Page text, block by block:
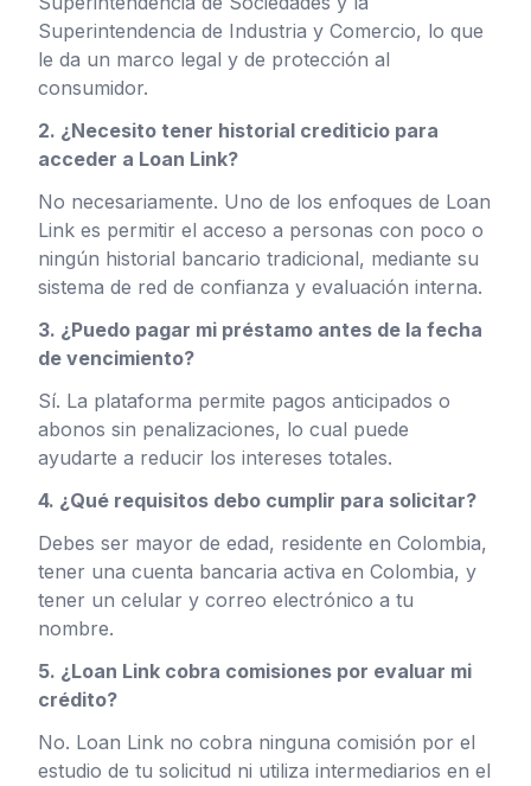
Superintendencia de Industria y Comercio, lo que
le da un marco legal y de protección al
consumidor.
2. ¿Necesito tener historial crediticio para
acceder a Loan Link?
No necesariamente. Uno de los enfoques de Loan
Link es permitir el acceso a personas con poco o
ningún historial bancario tradicional, mediante su
sistema de red de confianza y evaluación interna.
3. ¿Puedo pagar mi préstamo antes de la fecha
de vencimiento?
Sí. La plataforma permite pagos anticipados o
abonos sin penalizaciones, lo cual puede
ayudarte a reducir los intereses totales.
4. ¿Qué requisitos debo cumplir para solicitar?
Debes ser mayor de edad, residente en Colombia,
tener una cuenta bancaria activa en Colombia, y
tener un celular y correo electrónico a tu
nombre.
5. ¿Loan Link cobra comisiones por evaluar mi
crédito?
No. Loan Link no cobra ninguna comisión por el
estudio de tu solicitud ni utiliza intermediarios en el